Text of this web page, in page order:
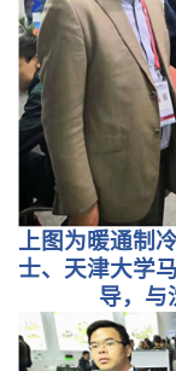
上图为暖通制
士、天津大学
导，与